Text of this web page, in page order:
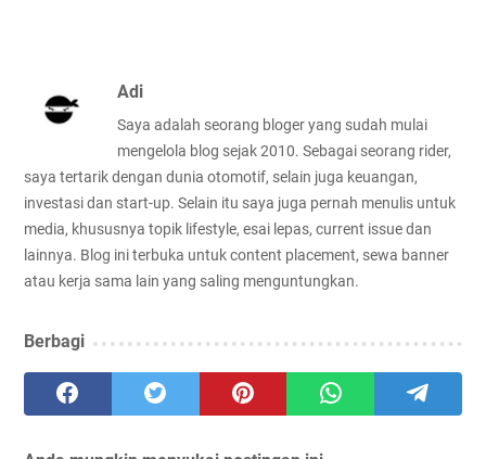
Adi
Saya adalah seorang bloger yang sudah mulai
mengelola blog sejak 2010. Sebagai seorang rider,
saya tertarik dengan dunia otomotif, selain juga keuangan,
investasi dan start-up. Selain itu saya juga pernah menulis untuk
media, khususnya topik lifestyle, esai lepas, current issue dan
lainnya. Blog ini terbuka untuk content placement, sewa banner
atau kerja sama lain yang saling menguntungkan.
Berbagi